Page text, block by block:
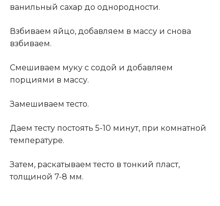
ванильный сахар до однородности.
Взбиваем яйцо, добавляем в массу и снова
взбиваем.
Смешиваем муку с содой и добавляем
порциями в массу.
Замешиваем тесто.
Даем тесту постоять 5-10 минут, при комнатной
температуре.
Затем, раскатываем тесто в тонкий пласт,
толщиной 7-8 мм.